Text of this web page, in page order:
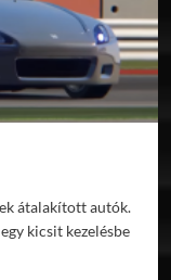
átalakított autók.
kicsit kezelésbe